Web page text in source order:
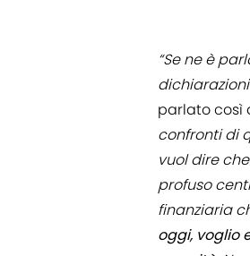
“Se ne è
parlato così
confronti di
vuol dire
profuso
finanziaria
oggi, voglio